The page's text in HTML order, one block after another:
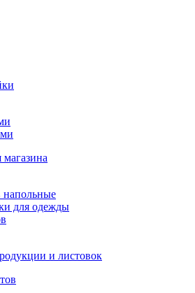
напольные
для одежды
и листовок